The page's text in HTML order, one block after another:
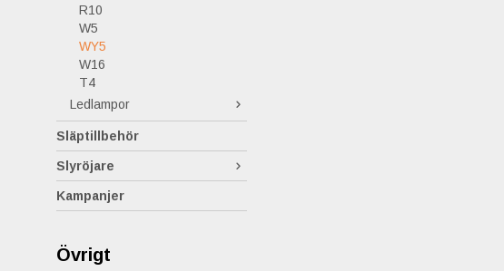
R10
W5
WY5
W16
T4
Ledlampor
Släptillbehör
Slyröjare
Kampanjer
Övrigt